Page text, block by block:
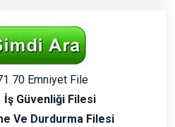
70 Emniyet File
İş Güvenliği Filesi
Ve Durdurma Filesi